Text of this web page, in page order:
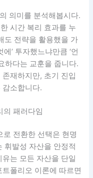
의미를 분석해봅시다.
시간 복리 효과를 누
도 전략을 활용했을 가
’ 투자했느냐만큼 ‘언
하다는 교훈을 줍니다.
재하지만, 초기 진입
감소합니다.
의 패러다임
전환한 선택은 현명
휘발성 자산을 안정적
는 모든 자산을 단일
폴리오 이론에 따르면